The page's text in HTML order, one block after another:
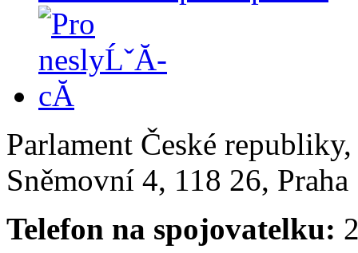
Parlament České
Sněmovní 4, 118 26,
Telefon na spojovatelku: